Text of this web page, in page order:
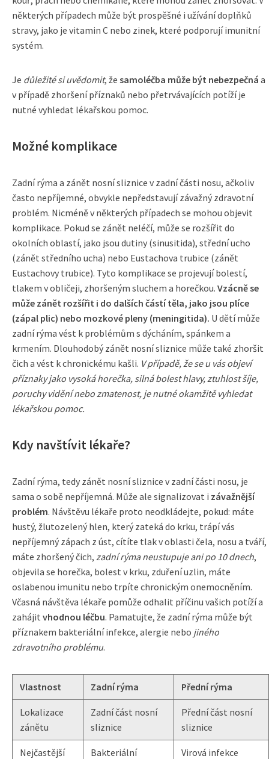
některých případech může být prospěšné i užívání doplňků
stravy, jako je vitamin C nebo zinek, které podporují imunitní
systém.
Je důležité si uvědomit, že samoléčba může být nebezpečná a
v případě zhoršení příznaků nebo přetrvávajících potíží je
nutné vyhledat lékařskou pomoc.
Možné komplikace
Zadní rýma a zánět nosní sliznice v zadní části nosu, ačkoliv
často nepříjemné, obvykle nepředstavují závažný zdravotní
problém. Nicméně v některých případech se mohou objevit
komplikace. Pokud se zánět neléčí, může se rozšířit do
okolních oblastí, jako jsou dutiny (sinusitida), střední ucho
(zánět středního ucha) nebo Eustachova trubice (zánět
Eustachovy trubice). Tyto komplikace se projevují bolestí,
tlakem v obličeji, zhoršeným sluchem a horečkou. Vzácně se
může zánět rozšířit i do dalších částí těla, jako jsou plíce
(zápal plic) nebo mozkové pleny (meningitida). U dětí může
zadní rýma vést k problémům s dýcháním, spánkem a
krmením. Dlouhodobý zánět nosní sliznice může také zhoršit
čich a vést k chronickému kašli. V případě, že se u vás objeví
příznaky jako vysoká horečka, silná bolest hlavy, ztuhlost šíje,
poruchy vidění nebo zmatenost, je nutné okamžitě vyhledat
lékařskou pomoc.
Kdy navštívit lékaře?
Zadní rýma, tedy zánět nosní sliznice v zadní části nosu, je
sama o sobě nepříjemná. Může ale signalizovat i závažnější
problém. Návštěvu lékaře proto neodkládejte, pokud: máte
hustý, žlutozelený hlen, který zateká do krku, trápí vás
nepříjemný zápach z úst, cítíte tlak v oblasti čela, nosu a tváří,
máte zhoršený čich, zadní rýma neustupuje ani po 10 dnech,
objevila se horečka, bolest v krku, zduření uzlin, máte
oslabenou imunitu nebo trpíte chronickým onemocněním.
Včasná návštěva lékaře pomůže odhalit příčinu vašich potíží a
zahájit vhodnou léčbu. Pamatujte, že zadní rýma může být
příznakem bakteriální infekce, alergie nebo jiného
zdravotního problému.
Vlastnost Zadní rýma Přední rýma
Lokalizace
zánětu
Zadní část nosní
sliznice
Přední část nosní
sliznice
Nejčastější
Bakteriální
Virová infekce